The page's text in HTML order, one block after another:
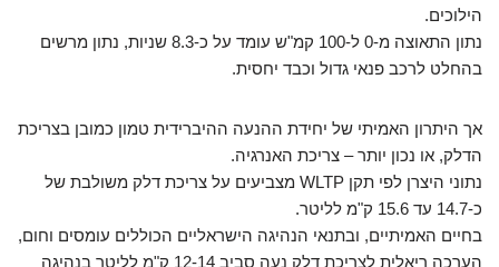
הילוכים.
נתון התאוצה מ-0 ל-100 קמ"ש עומד על כ-8.3 שניות, נתון מרשים
בהחלט לרכב פנאי גדול וכבד יחסית.
אך היתרון האמיתי של יחידת ההנעה ההיברידית טמון כמובן בצריכת
הדלק, או נכון יותר – צריכת האנרגיה.
נתוני היצרן לפי תקן WLTP מצביעים על צריכת דלק משולבת של
כ-14.7 עד 15.6 ק"מ לליטר.
בחיים האמיתיים, ובתנאי הנהיגה הישראליים הכוללים עומסים וחום,
הערכה ריאלית לצריכת דלק נעה סביב 12-14 ק"מ לליטר בנהיגה